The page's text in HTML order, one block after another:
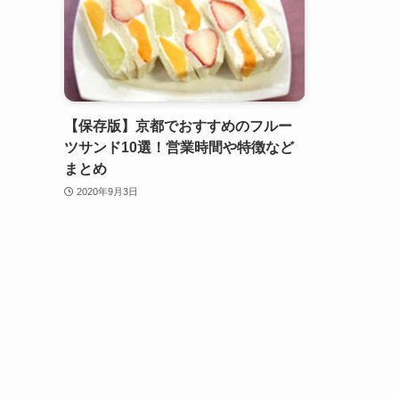
【保存版】京都でおすすめのフルー
ツサンド10選！営業時間や特徴など
まとめ
2020年9月3日